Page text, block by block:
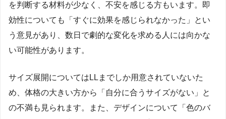
を判断する材料が少なく、不安を感じる方もいます。即
効性についても「すぐに効果を感じられなかった」とい
う意見があり、数日で劇的な変化を求める人には向かな
い可能性があります。
サイズ展開についてはLLまでしか用意されていないた
め、体格の大きい方から「自分に合うサイズがない」と
の不満も見られます。また、デザインについて「色のバ